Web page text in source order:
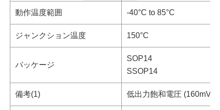
動作温度範囲 -40°C to 85°C
ジャンクション温度 150°C
パッケージ
SOP14
SSOP14
備考(1) 低出力飽和電圧 (160mV